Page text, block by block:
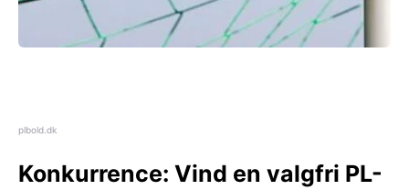
plbold.dk
Konkurrence: Vind en valgfri PL-